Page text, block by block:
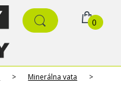
0
> Minerálna vata >